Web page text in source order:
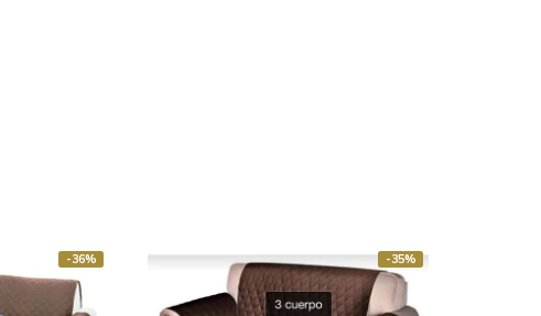
-36% -35%